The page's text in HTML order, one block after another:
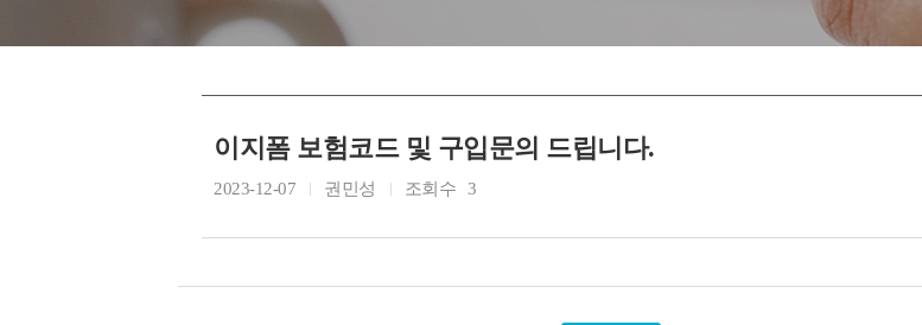
이지폼 보험코드 및 구입문의 드립니다.
2023-12-07 권민성 조회수 3